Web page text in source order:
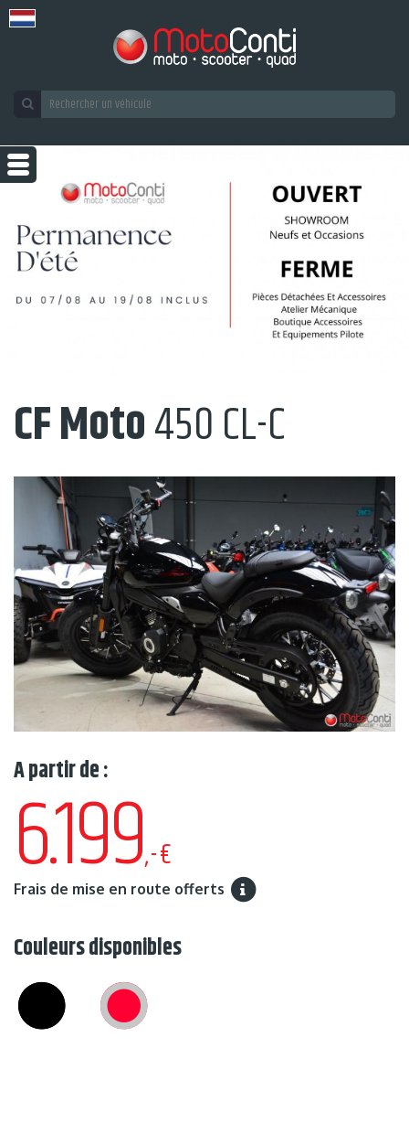
CF Moto450 CL-C
A partir de :
6.199,-€
Frais de mise en route offerts
Couleurs disponibles